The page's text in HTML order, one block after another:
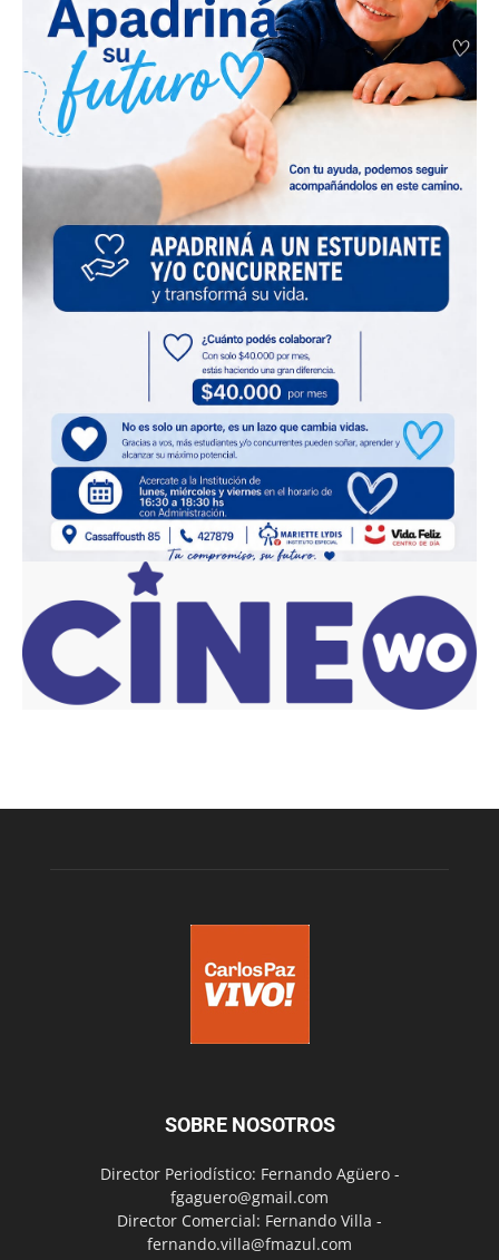
SOBRE NOSOTROS
Director Periodístico: Fernando Agüero -
fgaguero@gmail.com
Director Comercial: Fernando Villa -
fernando.villa@fmazul.com